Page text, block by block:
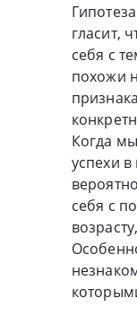
гласит,
себя с
похожи
Когда
успехи
себя с